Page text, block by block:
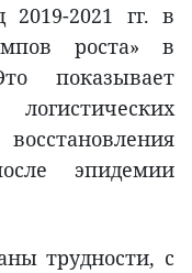
2019-2021 гг. в
роста» в
показывает
эпидемии
трудности, с